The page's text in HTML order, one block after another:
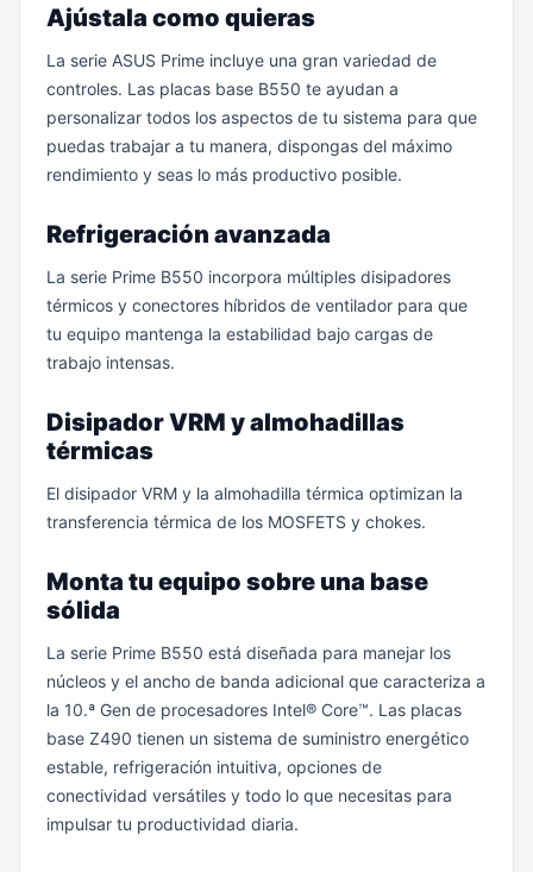
Ajústala como quieras
La serie ASUS Prime incluye una gran variedad de
controles. Las placas base B550 te ayudan a
personalizar todos los aspectos de tu sistema para que
puedas trabajar a tu manera, dispongas del máximo
rendimiento y seas lo más productivo posible.
Refrigeración avanzada
La serie Prime B550 incorpora múltiples disipadores
térmicos y conectores híbridos de ventilador para que
tu equipo mantenga la estabilidad bajo cargas de
trabajo intensas.
Disipador VRM y almohadillas
térmicas
El disipador VRM y la almohadilla térmica optimizan la
transferencia térmica de los MOSFETS y chokes.
Monta tu equipo sobre una base
sólida
La serie Prime B550 está diseñada para manejar los
núcleos y el ancho de banda adicional que caracteriza a
la 10.ª Gen de procesadores Intel® Core™. Las placas
base Z490 tienen un sistema de suministro energético
estable, refrigeración intuitiva, opciones de
conectividad versátiles y todo lo que necesitas para
impulsar tu productividad diaria.